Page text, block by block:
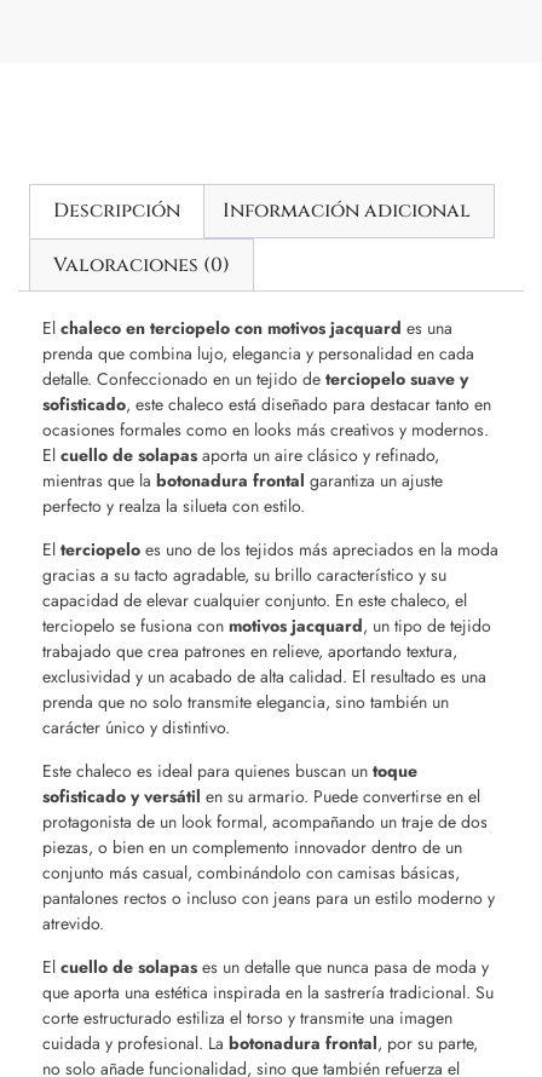
Descripción Información adicional
Valoraciones (0)
El chaleco en terciopelo con motivos jacquard es una
prenda que combina lujo, elegancia y personalidad en cada
detalle. Confeccionado en un tejido de terciopelo suave y
sofisticado, este chaleco está diseñado para destacar tanto en
ocasiones formales como en looks más creativos y modernos.
El cuello de solapas aporta un aire clásico y refinado,
mientras que la botonadura frontal garantiza un ajuste
perfecto y realza la silueta con estilo.
El terciopelo es uno de los tejidos más apreciados en la moda
gracias a su tacto agradable, su brillo característico y su
capacidad de elevar cualquier conjunto. En este chaleco, el
terciopelo se fusiona con motivos jacquard, un tipo de tejido
trabajado que crea patrones en relieve, aportando textura,
exclusividad y un acabado de alta calidad. El resultado es una
prenda que no solo transmite elegancia, sino también un
carácter único y distintivo.
Este chaleco es ideal para quienes buscan un toque
sofisticado y versátil en su armario. Puede convertirse en el
protagonista de un look formal, acompañando un traje de dos
piezas, o bien en un complemento innovador dentro de un
conjunto más casual, combinándolo con camisas básicas,
pantalones rectos o incluso con jeans para un estilo moderno y
atrevido.
El cuello de solapas es un detalle que nunca pasa de moda y
que aporta una estética inspirada en la sastrería tradicional. Su
corte estructurado estiliza el torso y transmite una imagen
cuidada y profesional. La botonadura frontal, por su parte,
no solo añade funcionalidad, sino que también refuerza el